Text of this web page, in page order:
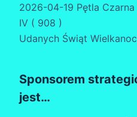
2026-04-19 Pętla
IV ( 908 )
Udanych Świąt
Sponsorem
jest…